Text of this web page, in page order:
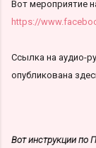
Вот мероприятие
https://
Ссылка на аудио-
опубликована
Вот инструкции по